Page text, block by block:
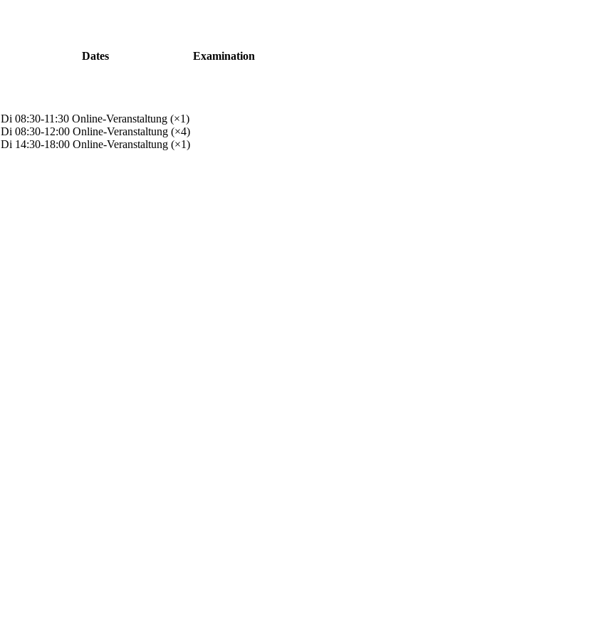
Dates
Examination
Di 08:30-11:30 Online-Veranstaltung (×1)
Di 08:30-12:00 Online-Veranstaltung (×4)
Di 14:30-18:00 Online-Veranstaltung (×1)